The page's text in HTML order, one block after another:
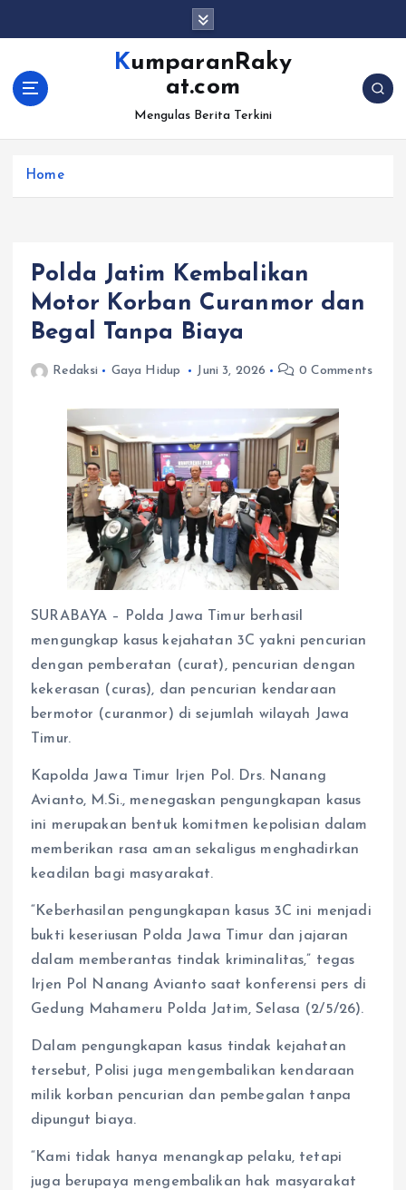
KumparanRaky
at.com
Mengulas Berita Terkini
Home
Polda Jatim Kembalikan
Motor Korban Curanmor dan
Begal Tanpa Biaya
Redaksi Gaya Hidup Juni 3, 2026 0 Comments
SURABAYA – Polda Jawa Timur berhasil
mengungkap kasus kejahatan 3C yakni pencurian
dengan pemberatan (curat), pencurian dengan
kekerasan (curas), dan pencurian kendaraan
bermotor (curanmor) di sejumlah wilayah Jawa
Timur.
Kapolda Jawa Timur Irjen Pol. Drs. Nanang
Avianto, M.Si., menegaskan pengungkapan kasus
ini merupakan bentuk komitmen kepolisian dalam
memberikan rasa aman sekaligus menghadirkan
keadilan bagi masyarakat.
“Keberhasilan pengungkapan kasus 3C ini menjadi
bukti keseriusan Polda Jawa Timur dan jajaran
dalam memberantas tindak kriminalitas,” tegas
Irjen Pol Nanang Avianto saat konferensi pers di
Gedung Mahameru Polda Jatim, Selasa (2/5/26).
Dalam pengungkapan kasus tindak kejahatan
tersebut, Polisi juga mengembalikan kendaraan
milik korban pencurian dan pembegalan tanpa
dipungut biaya.
“Kami tidak hanya menangkap pelaku, tetapi
juga berupaya mengembalikan hak masyarakat